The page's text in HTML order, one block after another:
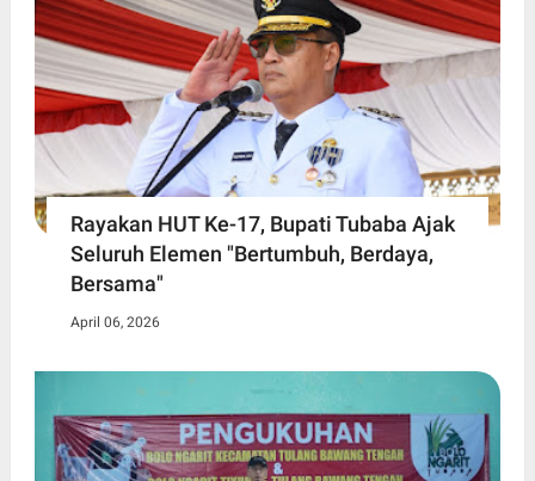
Rayakan HUT Ke-17, Bupati Tubaba Ajak
Seluruh Elemen "Bertumbuh, Berdaya,
Bersama"
April 06, 2026